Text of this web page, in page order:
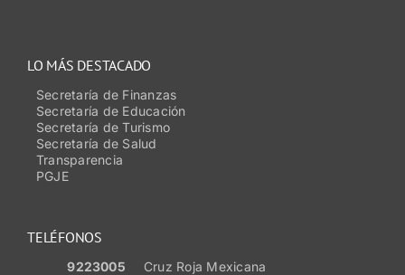
TELÉFONOS
9223005
Cruz Roja Mexicana
LO MÁS DESTACADO
Secretaría de Finanzas
Secretaría de Educación
Secretaría de Turismo
Secretaría de Salud
Transparencia
PGJE